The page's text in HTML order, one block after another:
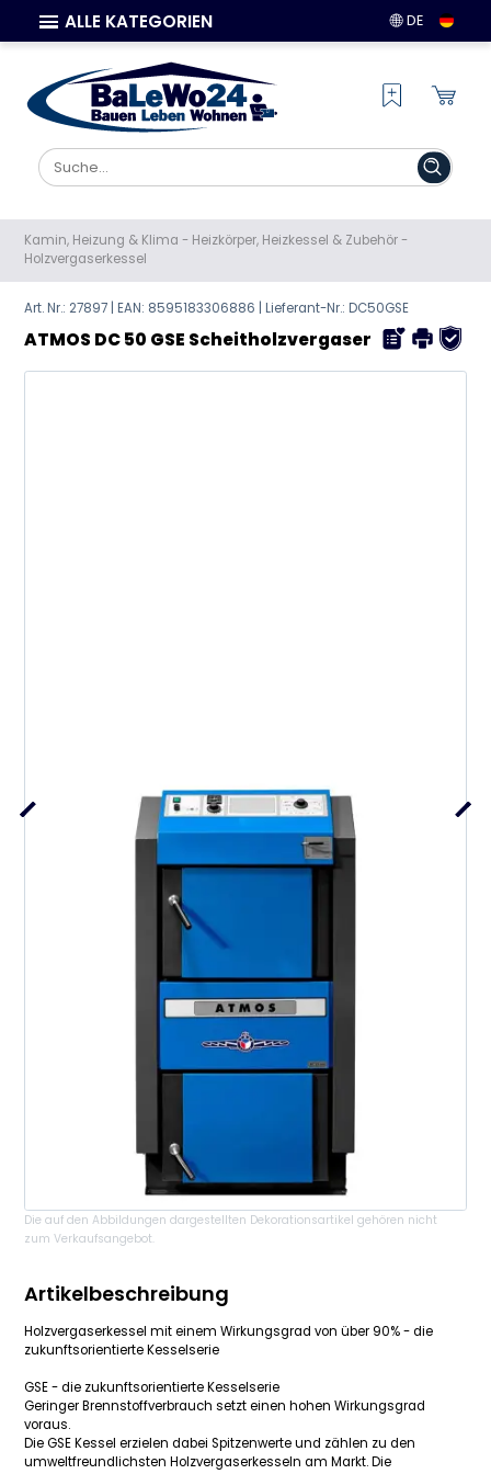
ALLE KATEGORIEN DE
Kamin, Heizung & Klima - Heizkörper, Heizkessel & Zubehör-
Holzvergaserkessel
Art. Nr.: 27897 | EAN: 8595183306886 | Lieferant-Nr.: DC50GSE
ATMOS DC 50 GSE Scheitholzvergaser
Die auf den Abbildungen dargestellten Dekorationsartikel gehören nicht
zum Verkaufsangebot.
Artikelbeschreibung
Holzvergaserkessel mit einem Wirkungsgrad von über 90% - die
zukunftsorientierte Kesselserie
GSE - die zukunftsorientierte Kesselserie
Geringer Brennstoffverbrauch setzt einen hohen Wirkungsgrad
voraus.
Die GSE Kessel erzielen dabei Spitzenwerte und zählen zu den
umweltfreundlichsten Holzvergaserkesseln am Markt. Die